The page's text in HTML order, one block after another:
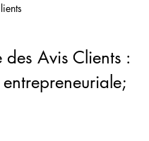
Avis Clients :